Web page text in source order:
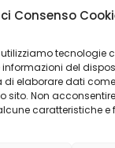
Consenso
utilizziamo tecnologie
del
di elaborare dati
sito. Non
caratteristiche e